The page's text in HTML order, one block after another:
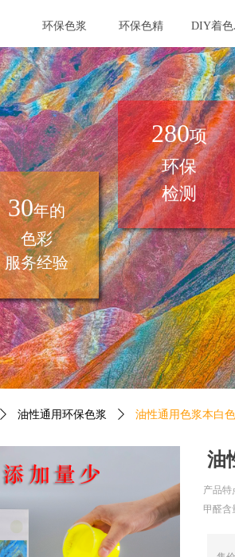
环保色浆 环保色精
30年的
色彩
服务经验
280项
环保
检测
ꄲ 油性通用环保色浆 ꄲ 油性通用色浆本白
油
产品特
甲醛含